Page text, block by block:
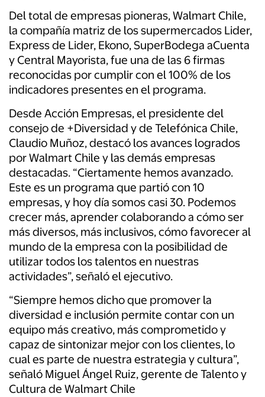
Del total de empresas pioneras, Walmart Chile,
la compañía matriz de los supermercados Lider,
Express de Lider, Ekono, SuperBodega aCuenta
y Central Mayorista, fue una de las 6 firmas
reconocidas por cumplir con el 100% de los
indicadores presentes en el programa.
Desde Acción Empresas, el presidente del
consejo de +Diversidad y de Telefónica Chile,
Claudio Muñoz, destacó los avances logrados
por Walmart Chile y las demás empresas
destacadas. “Ciertamente hemos avanzado.
Este es un programa que partió con 10
empresas, y hoy día somos casi 30. Podemos
crecer más, aprender colaborando a cómo ser
más diversos, más inclusivos, cómo favorecer al
mundo de la empresa con la posibilidad de
utilizar todos los talentos en nuestras
actividades”, señaló el ejecutivo.
“Siempre hemos dicho que promover la
diversidad e inclusión permite contar con un
equipo más creativo, más comprometido y
capaz de sintonizar mejor con los clientes, lo
cual es parte de nuestra estrategia y cultura”,
señaló Miguel Ángel Ruiz, gerente de Talento y
Cultura de Walmart Chile